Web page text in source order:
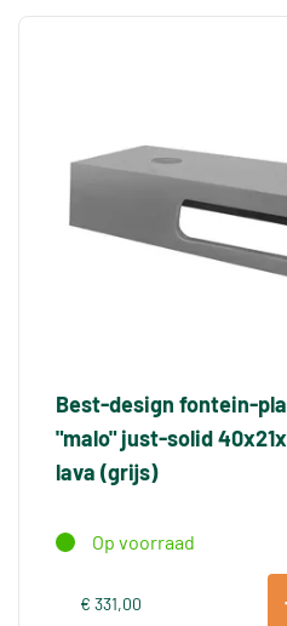
Best-design fontein-
"malo" just-solid
lava (grijs)
Op voorraad
€ 331,00